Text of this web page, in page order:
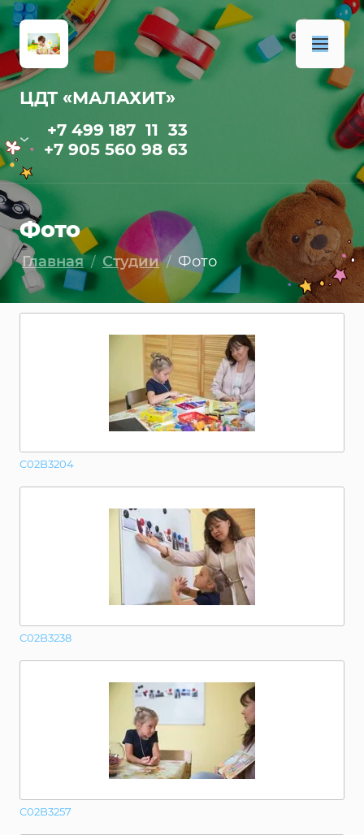
ЦДТ «МАЛАХИТ»
+7 499 187 11 33
+7 905 560 98 63
Фото
Главная / Студии / Фото
C02B3204
C02B3238
C02B3257